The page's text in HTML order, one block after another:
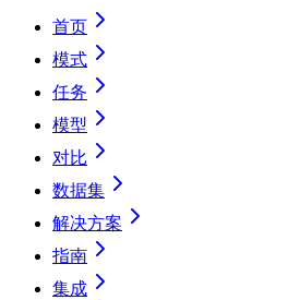
首页
模式
任务
模型
对比
数据集
解决方案
指南
集成